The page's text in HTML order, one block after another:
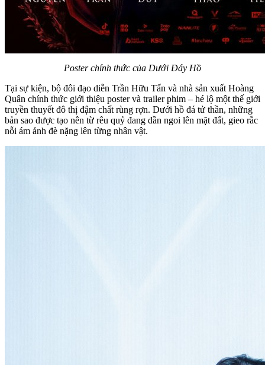
Poster chính thức của Dưới Đáy Hồ
Tại sự kiện, bộ đôi đạo diễn Trần Hữu Tấn và nhà sản xuất Hoàng
Quân chính thức giới thiệu poster và trailer phim – hé lộ một thế giới
truyền thuyết đô thị đậm chất rùng rợn. Dưới hồ đá tử thần, những
bản sao được tạo nên từ rêu quỷ đang dần ngoi lên mặt đất, gieo rắc
nỗi ám ảnh đè nặng lên từng nhân vật.